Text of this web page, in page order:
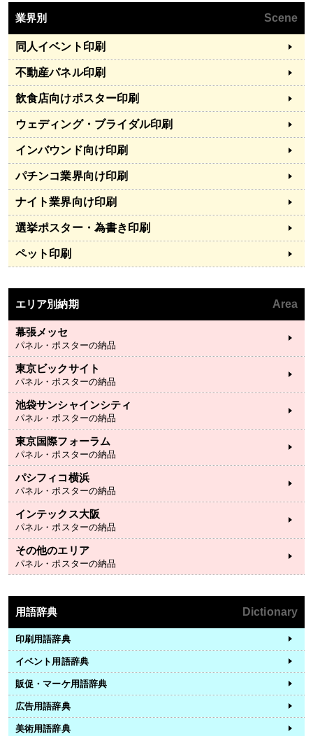
業界別 Scene
同人イベント印刷
不動産パネル印刷
飲食店向けポスター印刷
ウェディング・ブライダル印刷
インバウンド向け印刷
パチンコ業界向け印刷
ナイト業界向け印刷
選挙ポスター・為書き印刷
ペット印刷
エリア別納期 Area
幕張メッセ
パネル・ポスターの納品
東京ビックサイト
パネル・ポスターの納品
池袋サンシャインシティ
パネル・ポスターの納品
東京国際フォーラム
パネル・ポスターの納品
パシフィコ横浜
パネル・ポスターの納品
インテックス大阪
パネル・ポスターの納品
その他のエリア
パネル・ポスターの納品
用語辞典 Dictionary
印刷用語辞典
イベント用語辞典
販促・マーケ用語辞典
広告用語辞典
美術用語辞典